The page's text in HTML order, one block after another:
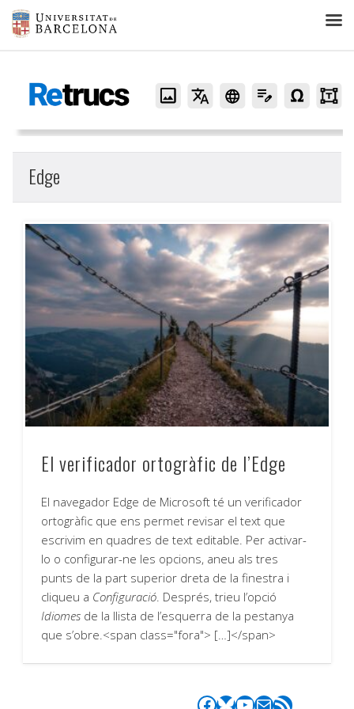
Retrucs
Edge
El verificador ortogràfic de l’Edge
El navegador Edge de Microsoft té un verificador
ortogràfic que ens permet revisar el text que
escrivim en quadres de text editable. Per activar-
lo o configurar-ne les opcions, aneu als tres
punts de la part superior dreta de la finestra i
cliqueu a Configuració. Després, trieu l’opció
Idiomes de la llista de l’esquerra de la pestanya
que s’obre.<span class="fora"> […]</span>
Facebook
Bluesky
YouTube
Correu electrònic
Canal RSS